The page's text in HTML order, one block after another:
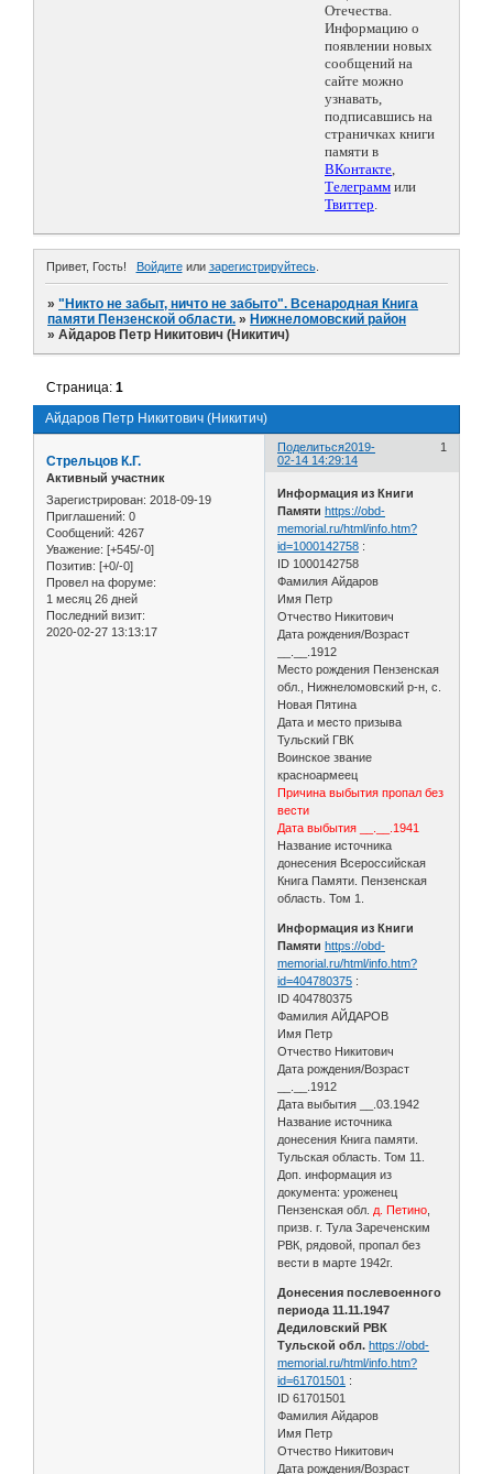
Отечества.
Информацию о
появлении новых
сообщений на
сайте можно
узнавать,
подписавшись на
страничках книги
памяти в
ВКонтакте,
Телеграмм или
Твиттер.
Привет, Гость! Войдитеили зарегистрируйтесь.
»"Никто не забыт, ничто не забыто". Всенародная Книга
памяти Пензенской области. » Нижнеломовский район
»Айдаров Петр Никитович (Никитич)
Айдаров Петр Никитович (Никитич)
Страница:1
Поделиться 1
2019-
02-14 14:29:14
Стрельцов К.Г.
Активный участник
Зарегистрирован: 2018-09-19
Приглашений: 0
Сообщений: 4267
Уважение: [+545/-0]
Позитив: [+0/-0]
Провел на форуме:
1 месяц 26 дней
Последний визит:
2020-02-27 13:13:17
Информация из Книги
Памяти https://obd-
memorial.ru/html/info.htm?
id=1000142758 :
ID 1000142758
Фамилия Айдаров
Имя Петр
Отчество Никитович
Дата рождения/Возраст
__.__.1912
Место рождения Пензенская
обл., Нижнеломовский р-н, с.
Новая Пятина
Дата и место призыва
Тульский ГВК
Воинское звание
красноармеец
Причина выбытия пропал без
вести
Дата выбытия __.__.1941
Название источника
донесения Всероссийская
Книга Памяти. Пензенская
область. Том 1.
Информация из Книги
Памяти https://obd-
memorial.ru/html/info.htm?
id=404780375 :
ID 404780375
Фамилия АЙДАРОВ
Имя Петр
Отчество Никитович
Дата рождения/Возраст
__.__.1912
Дата выбытия __.03.1942
Название источника
донесения Книга памяти.
Тульская область. Том 11.
Доп. информация из
документа: уроженец
Пензенская обл. д. Петино
призв. г. Тула Зареченским
РВК, рядовой, пропал без
вести в марте 1942г.
Донесения послевоенного
периода 11.11.1947
Дедиловский РВК
Тульской обл. https://obd-
memorial.ru/html/info.htm?
id=61701501 :
ID 61701501
Фамилия Айдаров
Имя Петр
Отчество Никитович
Дата рождения/Возраст